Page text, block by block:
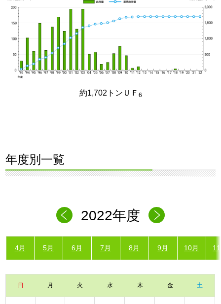
約1,702トンＵＦ 6
年度別一覧
2022年度
4月 5月 6月 7月 8月 9月 10月
日 月 火 水 木 金 土